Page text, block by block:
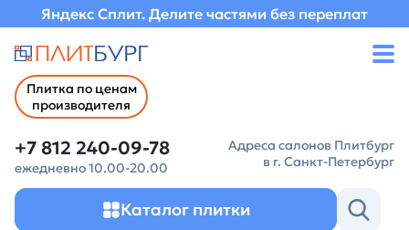
Яндекс Сплит. Делите частями без переплат
Плитка по ценам
производителя
+7 812 240-09-78
ежедневно 10.00-20.00
Адреса салонов Плитбург
в г. Санкт-Петербург
Каталог плитки